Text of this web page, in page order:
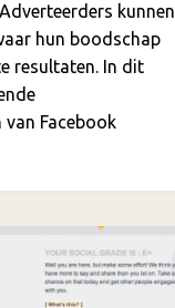
kunnen
hun boodschap
resultaten. In dit
Facebook